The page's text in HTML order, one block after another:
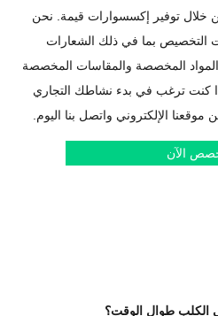
خلال توفير إكسسوارات قيمة. نحن
التخصيص بما في ذلك الشعارات
المخصصة والمقاسات المخصصة
كنت ترغب في بدء نشاطك التجاري
الإلكتروني واتصل بنا اليوم.
الآن
الكلب طوال الوقت؟